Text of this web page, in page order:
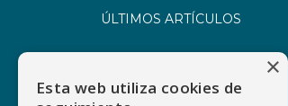
ÚLTIMOS ARTÍCULOS
Aperitivos Snacks obtiene la
Food Higher Level
Esta web utiliza cookies de
×